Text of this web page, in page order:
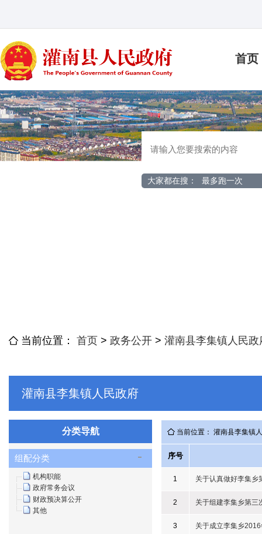
首页
大家都在搜： 最多跑一次
当前位置： 首页 > 政务公开 > 灌南县李集镇人民政
灌南县李集镇人民政府
分类导航
组配分类
机构职能
政府常务会议
财政预决算公开
其他
当前位置： 灌南县李集镇
序号
1 关于认真做好李集乡
2 关于组建李集乡第三
3 关于成立李集乡